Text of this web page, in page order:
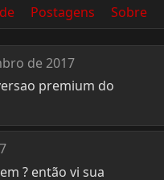
Postagens Sobre
de 2017
premium do
? então vi sua